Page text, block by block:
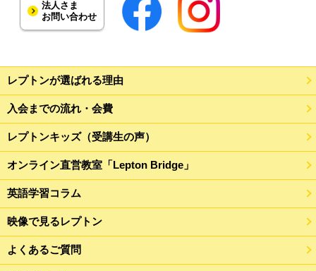
法人さま
お問い合わせ
レプトンが選ばれる理由
入会までの流れ・会費
レプトンキッズ（受講生の声）
オンライン直営教室「Lepton Bridge」
英語学習コラム
映像で見るレプトン
よくあるご質問